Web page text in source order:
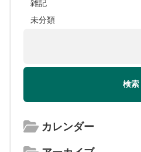
雑記
未分類
カレンダー